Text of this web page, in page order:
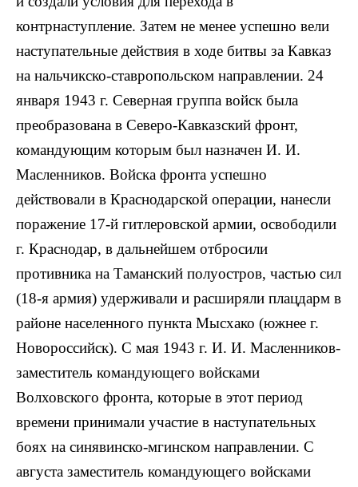
контрнаступление. Затем не менее успешно вели
наступательные действия в ходе битвы за Кавказ
на нальчикско-ставропольском направлении. 24
января 1943 г. Северная группа войск была
преобразована в Северо-Кавказский фронт,
командующим которым был назначен И. И.
Масленников. Войска фронта успешно
действовали в Краснодарской операции, нанесли
поражение 17-й гитлеровской армии, освободили
г. Краснодар, в дальнейшем отбросили
противника на Таманский полуостров, частью сил
(18-я армия) удерживали и расширяли плацдарм в
районе населенного пункта Мысхако (южнее г.
Новороссийск). С мая 1943 г. И. И. Масленников-
заместитель командующего войсками
Волховского фронта, которые в этот период
времени принимали участие в наступательных
боях на синявинско-мгинском направлении. С
августа заместитель командующего войсками